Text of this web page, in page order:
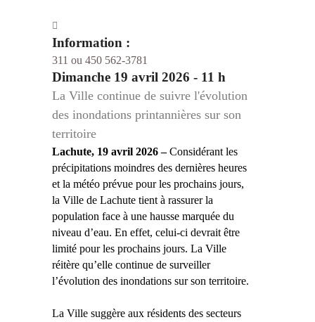
Information :
311 ou 450 562-3781
Dimanche 19 avril 2026 - 11 h
La Ville continue de suivre l'évolution
des inondations printannières sur son
territoire
Lachute, 19 avril 2026 –Considérant les
précipitations moindres des dernières heures
et la météo prévue pour les prochains jours,
la Ville de Lachute tient à rassurer la
population face à une hausse marquée du
niveau d’eau. En effet, celui-ci devrait être
limité pour les prochains jours. La Ville
réitère qu’elle continue de surveiller
l’évolution des inondations sur son territoire.
La Ville suggère aux résidents des secteurs